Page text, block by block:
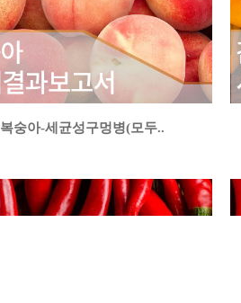
복숭아-세균성구멍병(모두..